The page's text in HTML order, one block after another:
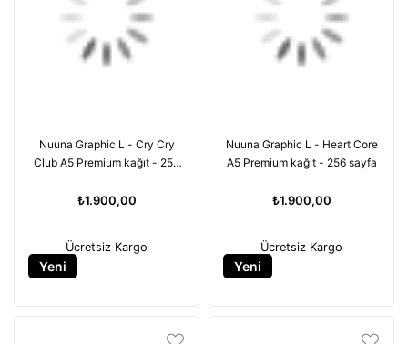
Nuuna Graphic L - Cry Cry
Club A5 Premium kağıt - 256
₺1.900,00
Ücretsiz Kargo
Yeni
Nuuna Graphic L - Heart Core
A5 Premium kağıt - 256 sayfa
₺1.900,00
Ücretsiz Kargo
Yeni